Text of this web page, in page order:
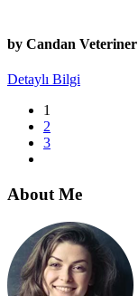
by Candan Veteriner
Detaylı Bilgi
1
2
3
About Me